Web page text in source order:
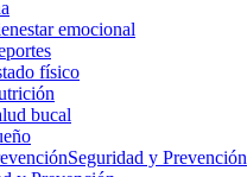
emocional
físico
bucal
Seguridad y Prevención